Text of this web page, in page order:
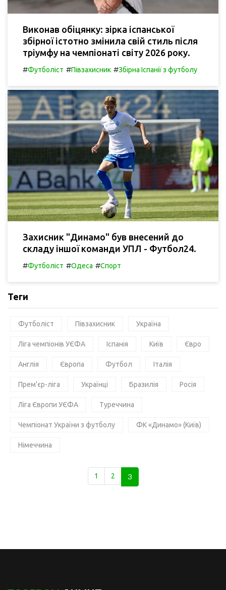
Виконав обіцянку: зірка іспанської
збірної істотно змінила свій стиль після
тріумфу на чемпіонаті світу 2026 року.
#Футболіст #Півзахисник #Збірна Іспанії з футболу
Захисник "Динамо" був внесений до
складу іншої команди УПЛ - Футбол24.
#Футболіст #Одеса #Спорт
Теги
Футболіст Півзахисник Україна
Ліга чемпіонів УЄФА Іспанія Київ Євро
Англія Європа Футбол Італія
Прем'єр-ліга Українці Бразилія Росія
Ліга Європи УЄФА Туреччина
Чемпіонат України з футболу ФК «Динамо» (Київ)
Німеччина
1 2 3